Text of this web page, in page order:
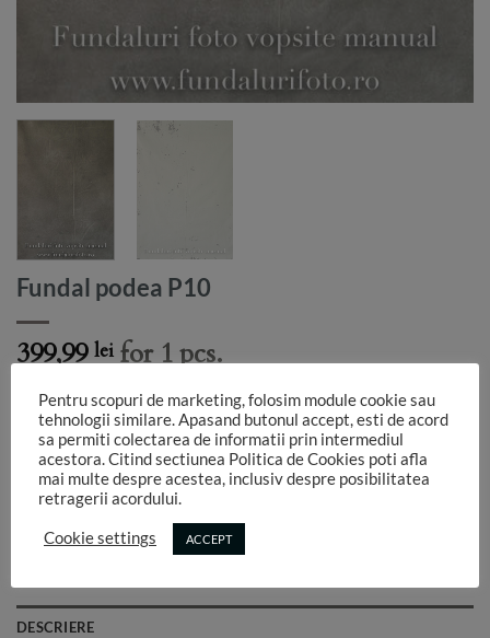
Fundal podea P10
399,99leifor 1 pcs.
1 in stoc
ADAUGA IN COS
DESCRIERE
Pentru scopuri de marketing, folosim module cookie sau
tehnologii similare. Apasand butonul accept, esti de acord
sa permiti colectarea de informatii prin intermediul
acestora. Citind sectiunea Politica de Cookies poti afla
mai multe despre acestea, inclusiv despre posibilitatea
retragerii acordului.
Cookie settings ACCEPT